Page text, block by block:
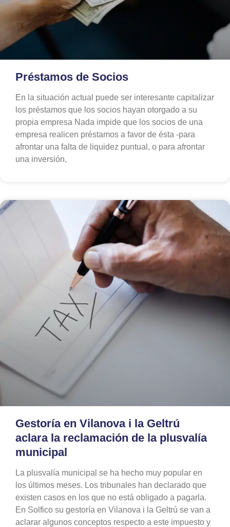
Préstamos de Socios
En la situación actual puede ser interesante capitalizar
los préstamos que los socios hayan otorgado a su
propia empresa Nada impide que los socios de una
empresa realicen préstamos a favor de ésta -para
afrontar una falta de liquidez puntual, o para afrontar
una inversión,
Gestoría en Vilanova i la Geltrú
aclara la reclamación de la plusvalía
municipal
La plusvalía municipal se ha hecho muy popular en
los últimos meses. Los tribunales han declarado que
existen casos en los que no está obligado a pagarla.
En Solfico su gestoría en Vilanova i la Geltrú se van a
aclarar algunos conceptos respecto a este impuesto y